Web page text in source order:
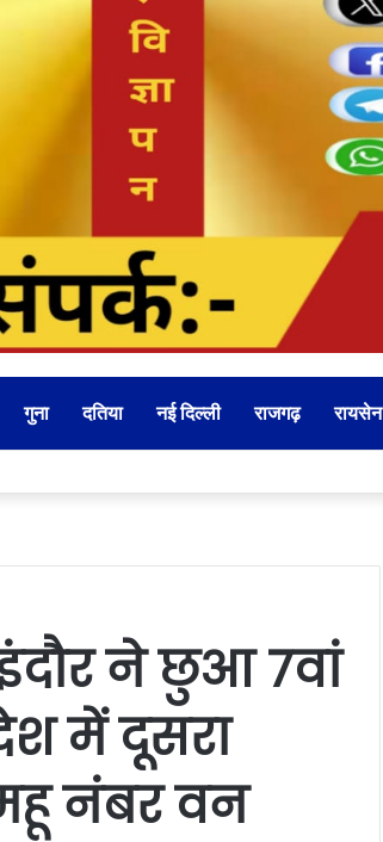
गुना दतिया नई दिल्ली राजगढ़ रायसेन
प्रभार बदले, कलेक्टर ने जारी किए नए पदस्थापना आदेश
ने छुआ 7वां
में दूसरा
नंबर वन